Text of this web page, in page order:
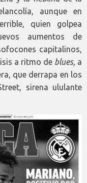
aunque en
quien golpea
aumentos de
capitalinos,
a ritmo de blues, a
que derrapa en los
sirena ululante